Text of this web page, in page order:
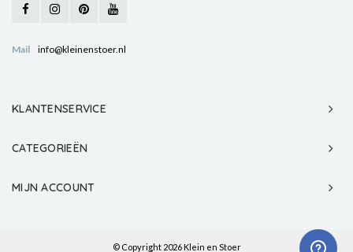
Mail info@kleinenstoer.nl
KLANTENSERVICE
CATEGORIEËN
MIJN ACCOUNT
© Copyright 2026 Klein en Stoer